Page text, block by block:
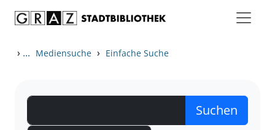
› ... Mediensuche › Einfache Suche